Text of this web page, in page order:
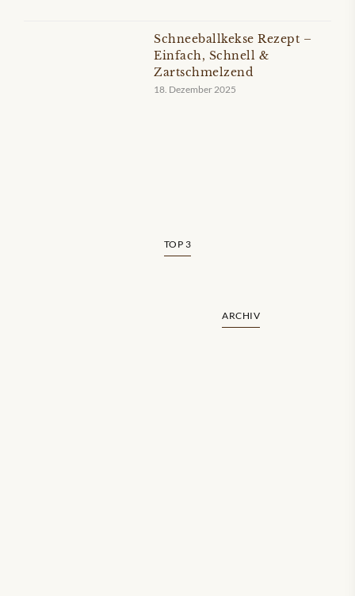
Schneeballkekse Rezept –
Einfach, Schnell &
Zartschmelzend
18. Dezember 2025
TOP 3
ARCHIV